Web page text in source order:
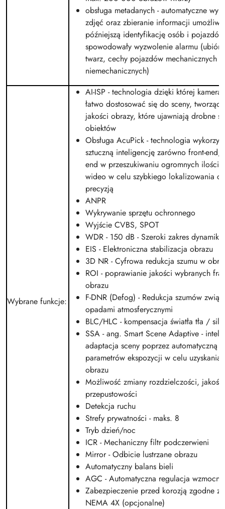
obsługa metadanych - automatyczne
zdjęć oraz zbieranie informacji
późniejszą identyfikację osób i
spowodowały wyzwolenie alarmu (ubiór,
twarz, cechy pojazdów mechanicznych i
niemechanicznych)
Wybrane funkcje:
AI-ISP - technologia dzięki której kamera
łatwo dostosować się do sceny, tworząc
jakości obrazy, które ujawniają drobne
obiektów
Obsługa AcuPick - technologia
sztuczną inteligencję zarówno front-end,
end w przeszukiwaniu ogromnych ilości
wideo w celu szybkiego lokalizowania
precyzją
ANPR
Wykrywanie sprzętu ochronnego
Wyjście CVBS, SPOT
WDR - 150 dB - Szeroki zakres dynamiki
EIS - Elektroniczna stabilizacja obrazu
3D NR - Cyfrowa redukcja szumu w
ROI - poprawianie jakości wybranych
obrazu
F-DNR (Defog) - Redukcja szumów
opadami atmosferycznymi
BLC/HLC - kompensacja światła tła /
SSA - ang. Smart Scene Adaptive -
adaptacja sceny poprzez automatyczną
parametrów ekspozycji w celu uzyskania
obrazu
Możliwość zmiany rozdzielczości,
przepustowości
Detekcja ruchu
Strefy prywatności - maks. 8
Tryb dzień/noc
ICR - Mechaniczny filtr podczerwieni
Mirror - Odbicie lustrzane obrazu
Automatyczny balans bieli
AGC - Automatyczna regulacja
Zabezpieczenie przed korozją zgodne z
NEMA 4X (opcjonalne)